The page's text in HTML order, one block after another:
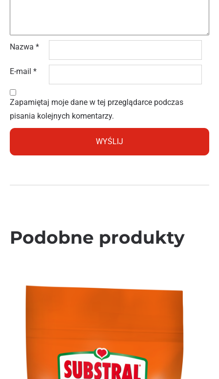
Nazwa *
E-mail *
Zapamiętaj moje dane w tej przeglądarce podczas
pisania kolejnych komentarzy.
Podobne produkty